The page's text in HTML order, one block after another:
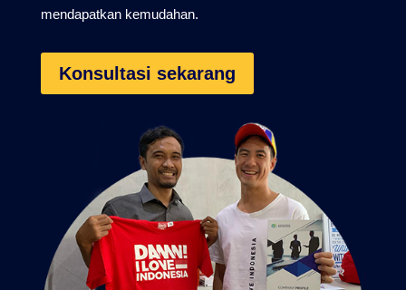
mendapatkan kemudahan.
Konsultasi sekarang